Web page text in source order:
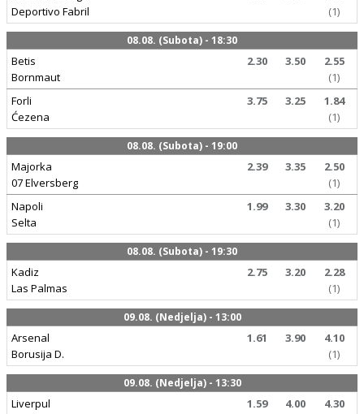
Deportivo Fabril
(1)
08.08. (Subota) - 18:30
Betis
Bornmaut
2.30 3.50
2.55
(1)
Forli
Ćezena
3.75 3.25
1.84
(1)
08.08. (Subota) - 19:00
Majorka
07 Elversberg
2.39 3.35
2.50
(1)
Napoli
Selta
1.99 3.30
3.20
(1)
08.08. (Subota) - 19:30
Kadiz
Las Palmas
2.75 3.20
2.28
(1)
09.08. (Nedjelja) - 13:00
Arsenal
Borusija D.
1.61 3.90
4.10
(1)
09.08. (Nedjelja) - 13:30
Liverpul
1.59 4.00
4.30